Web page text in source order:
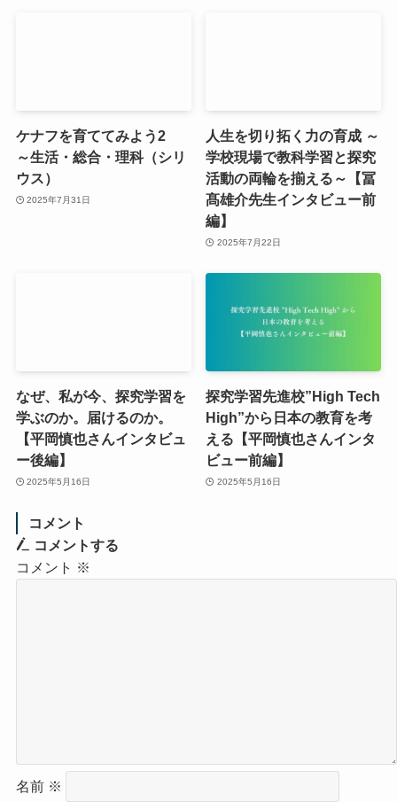
ケナフを育ててみよう2
～生活・総合・理科（シリ
ウス）
2025年7月31日
人生を切り拓く力の育成 ～
学校現場で教科学習と探究
活動の両輪を揃える～【冨
髙雄介先生インタビュー前
編】
2025年7月22日
なぜ、私が今、探究学習を
学ぶのか。届けるのか。
【平岡慎也さんインタビュ
ー後編】
2025年5月16日
探究学習先進校”High Tech
High”から日本の教育を考
える【平岡慎也さんインタ
ビュー前編】
2025年5月16日
コメント
コメントする
コメント ※
名前 ※